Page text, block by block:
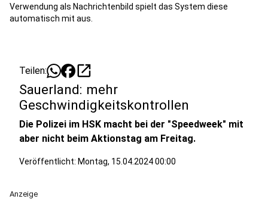
Verwendung als Nachrichtenbild spielt das System diese
automatisch mit aus.
Teilen: open_in_new
Sauerland: mehr
Geschwindigkeitskontrollen
Die Polizei im HSK macht bei der "Speedweek" mit
aber nicht beim Aktionstag am Freitag.
Veröffentlicht: Montag, 15.04.2024 00:00
Anzeige